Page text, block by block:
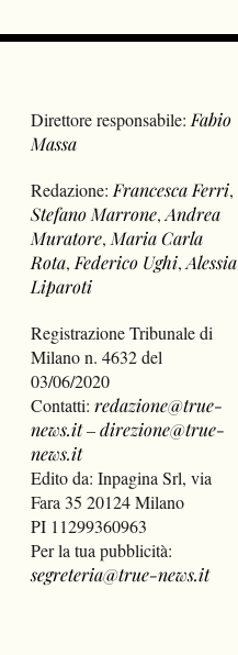
Direttore responsabile: Fabio
Massa
Redazione: Francesca Ferri,
Stefano Marrone,Andrea
Muratore, Maria Carla
Rota, Federico Ughi,Alessia
Liparoti
Registrazione Tribunale di
Milano n. 4632 del
03/06/2020
Contatti:redazione@true-
news.it–direzione@true-
news.it
Edito da: Inpagina Srl, via
Fara 35 20124 Milano
PI 11299360963
Per la tua pubblicità:
segreteria@true-news.it